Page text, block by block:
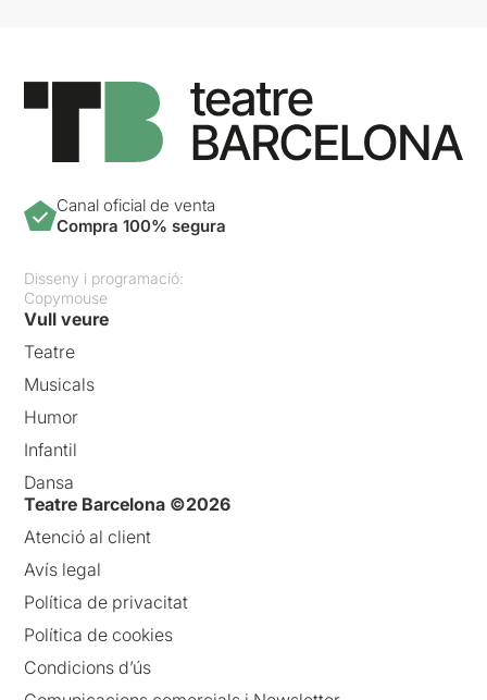
Canal oficial de venta
Compra 100% segura
Disseny i programació:
Copymouse
Vull veure
Teatre
Musicals
Humor
Infantil
Dansa
Teatre Barcelona ©2026
Atenció al client
Avís legal
Política de privacitat
Política de cookies
Condicions d’ús